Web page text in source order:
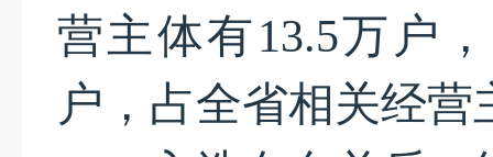
营主体有13.5万户
户，占全省相关经营